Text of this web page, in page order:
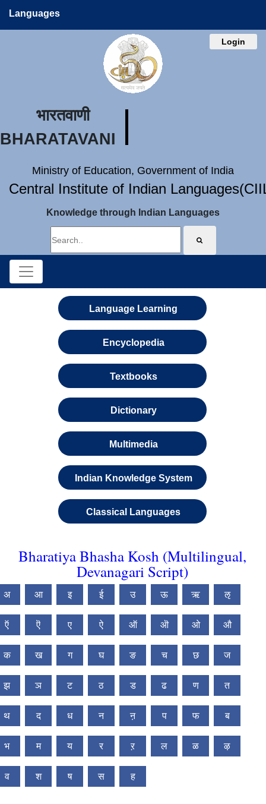
Languages
Login
भारतवाणी
BHARATAVANI
Ministry of Education, Government of India
Central Institute of Indian
Knowledge through Indian Languages
Language Learning
Encyclopedia
Textbooks
Dictionary
Multimedia
Indian Knowledge System
Classical Languages
Bharatiya Bhasha Kosh (Multilingual,
Devanagari Script)
अ आ इ ई उ ऊ ऋ ऌ
ऍ ऎ ए ऐ ऑ ऒ ओ औ
क ख ग घ ङ च छ ज
झ ञ ट ठ ड ढ ण त
थ द ध न ऩ प फ ब
भ म य र ऱ ल ळ ऴ
व श ष स ह